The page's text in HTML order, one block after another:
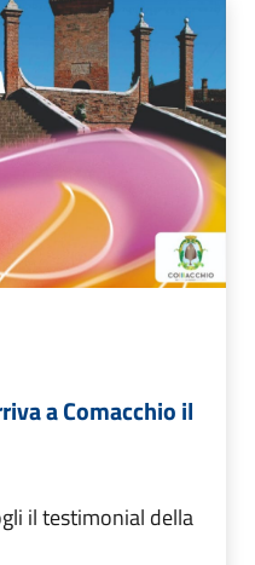
a Comacchio il
il testimonial della